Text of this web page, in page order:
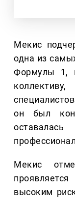
Мекис
одна из
Формулы 1,
он был
Мекис
высоким